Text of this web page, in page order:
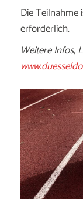
Die Teilnahme
erforderlich.
Weitere Infos,